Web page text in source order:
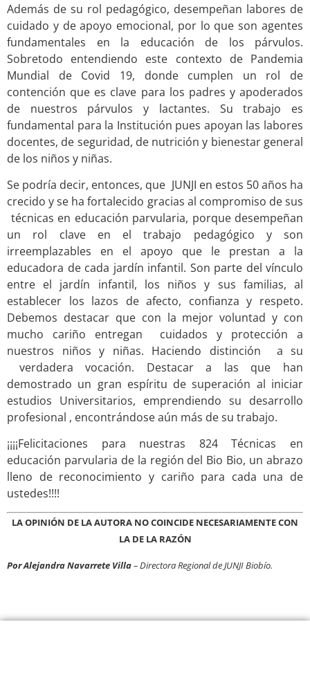
Además de su rol pedagógico, desempeñan labores de
cuidado y de apoyo emocional, por lo que son agentes
fundamentales en la educación de los párvulos.
Sobretodo entendiendo este contexto de Pandemia
Mundial de Covid 19, donde cumplen un rol de
contención que es clave para los padres y apoderados
de nuestros párvulos y lactantes. Su trabajo es
fundamental para la Institución pues apoyan las labores
docentes, de seguridad, de nutrición y bienestar general
de los niños y niñas.
Se podría decir, entonces, que JUNJI en estos 50 años ha
crecido y se ha fortalecido gracias al compromiso de sus
técnicas en educación parvularia, porque desempeñan
un rol clave en el trabajo pedagógico y son
irreemplazables en el apoyo que le prestan a la
educadora de cada jardín infantil. Son parte del vínculo
entre el jardín infantil, los niños y sus familias, al
establecer los lazos de afecto, confianza y respeto.
Debemos destacar que con la mejor voluntad y con
mucho cariño entregan cuidados y protección a
nuestros niños y niñas. Haciendo distinción a su
verdadera vocación. Destacar a las que han
demostrado un gran espíritu de superación al iniciar
estudios Universitarios, emprendiendo su desarrollo
profesional , encontrándose aún más de su trabajo.
¡¡¡¡Felicitaciones para nuestras 824 Técnicas en
educación parvularia de la región del Bio Bio, un abrazo
lleno de reconocimiento y cariño para cada una de
ustedes!!!!
LA OPINIÓN DE LA AUTORA NO COINCIDE NECESARIAMENTE CON
LA DE LA RAZÓN
Por Alejandra Navarrete Villa– Directora Regional de JUNJI Biobío.